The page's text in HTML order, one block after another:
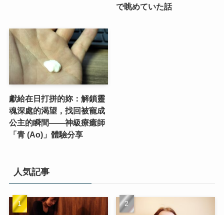
で眺めていた話
獻給在日打拼的妳：解鎖靈
魂深處的渴望，找回被寵成
公主的瞬間——神級療癒師
「青 (Ao)」體驗分享
人気記事